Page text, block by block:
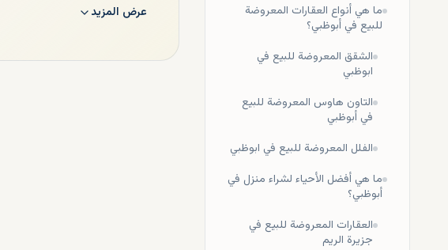
ما هي أنواع العقارات المعروضة
للبيع في أبوظبي؟
الشقق المعروضة للبيع في
ابوظبي
التاون هاوس المعروضة للبيع
في أبوظبي
الفلل المعروضة للبيع في ابوظبي
ما هي أفضل الأحياء لشراء منزل في
أبوظبي؟
العقارات المعروضة للبيع في
جزيرة الريم
كما تعلم، تعتبر الإمارات هذه
عرض المزيد